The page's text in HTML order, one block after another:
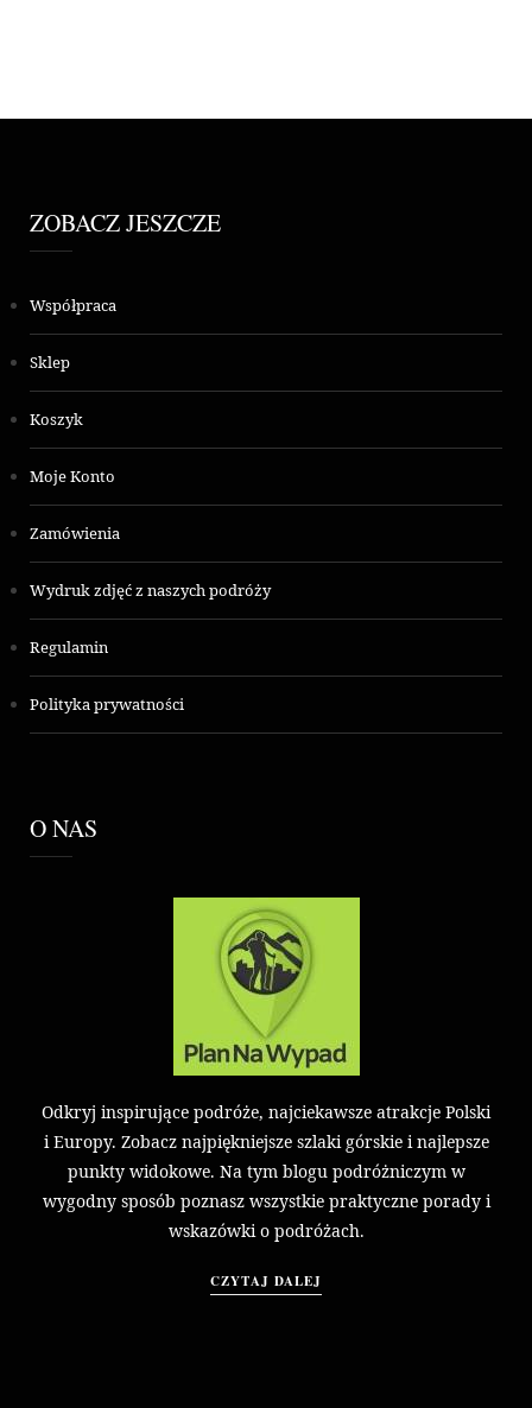
ZOBACZ JESZCZE
Współpraca
Sklep
Koszyk
Moje Konto
Zamówienia
Wydruk zdjęć z naszych podróży
Regulamin
Polityka prywatności
O NAS
Odkryj inspirujące podróże, najciekawsze atrakcje Polski
i Europy. Zobacz najpiękniejsze szlaki górskie i najlepsze
punkty widokowe. Na tym blogu podróżniczym w
wygodny sposób poznasz wszystkie praktyczne porady i
wskazówki o podróżach.
CZYTAJ DALEJ